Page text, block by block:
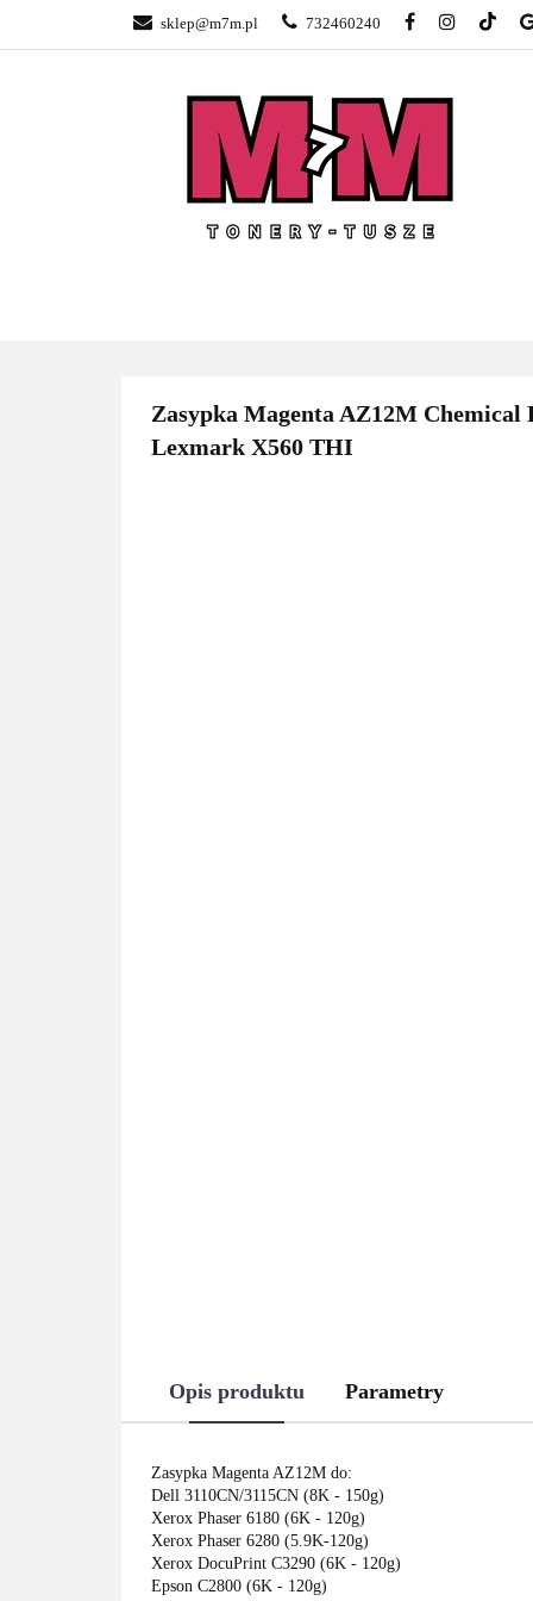
sklep@m7m.pl 732460240SKLEP TONERY
BLOG
Zasypka Magenta AZ12M Chemical
Lexmark X560 THI
Opis produktu Parametry
Zasypka Magenta AZ12M do:
Dell 3110CN/3115CN (8K - 150g)
Xerox Phaser 6180 (6K - 120g)
Xerox Phaser 6280 (5.9K-120g)
Xerox DocuPrint C3290 (6K - 120g)
Epson C2800 (6K - 120g)